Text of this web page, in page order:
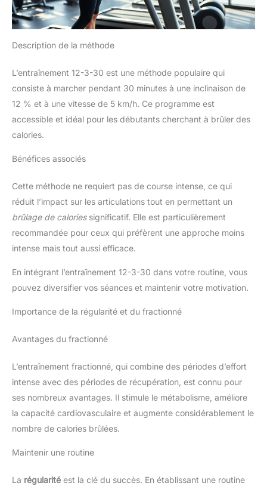
Description de la méthode
L’entraînement 12-3-30 est une méthode populaire qui
consiste à marcher pendant 30 minutes à une inclinaison de
12 % et à une vitesse de 5 km/h. Ce programme est
accessible et idéal pour les débutants cherchant à brûler des
calories.
Bénéfices associés
Cette méthode ne requiert pas de course intense, ce qui
réduit l’impact sur les articulations tout en permettant un
brûlage de caloriessignificatif. Elle est particulièrement
recommandée pour ceux qui préfèrent une approche moins
intense mais tout aussi efficace.
En intégrant l’entraînement 12-3-30 dans votre routine, vous
pouvez diversifier vos séances et maintenir votre motivation.
Importance de la régularité et du fractionné
Avantages du fractionné
L’entraînement fractionné, qui combine des périodes d’effort
intense avec des périodes de récupération, est connu pour
ses nombreux avantages. Il stimule le métabolisme, améliore
la capacité cardiovasculaire et augmente considérablement le
nombre de calories brûlées.
Maintenir une routine
La régularité est la clé du succès. En établissant une routine